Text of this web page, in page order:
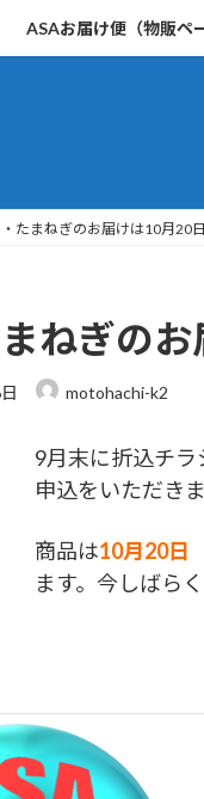
ASAお届け便（物販ペ
たまねぎのお届けは10月20日
ねぎのお
motohachi-k2
9月末に折込チ
申込をいただき
商品は10月20日
ます。今しばら